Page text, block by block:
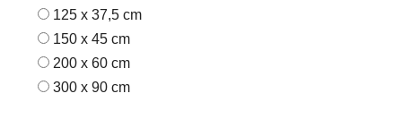
125 x 37,5 cm
150 x 45 cm
200 x 60 cm
300 x 90 cm